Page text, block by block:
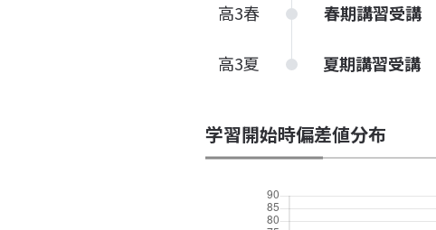
高3春 春期講習受講
高3夏 夏期講習受講
学習開始時偏差値分布